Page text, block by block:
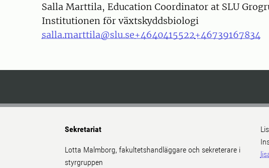
PersonSalla Marttila, Education Coordinator at SLU
Institutionen för växtskyddsbiologi
salla.marttila@slu.se+4640415522+46739167834
Sekretariat
Lotta Malmborg, fakultetshandläggare och sekreterare i
styrgruppen